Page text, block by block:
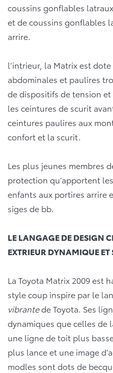
coussins gonflables
et de coussins gonflables
arrire.
l’intrieur, la Matrix est
abdominales et paulires
de dispositifs de tension
les ceintures de scurit
ceintures paulires aux
confort et la scurit.
Les plus jeunes membres
protection qu’apportent
enfants aux portires arrire
siges de bb.
LE LANGAGE DE DESIGN
EXTRIEUR DYNAMIQUE ET
La Toyota Matrix 2009 est
style coup inspire par le
vibrantede Toyota. Ses
dynamiques que celles de
une ligne de toit plus
plus lance et une image
modles sont dots de